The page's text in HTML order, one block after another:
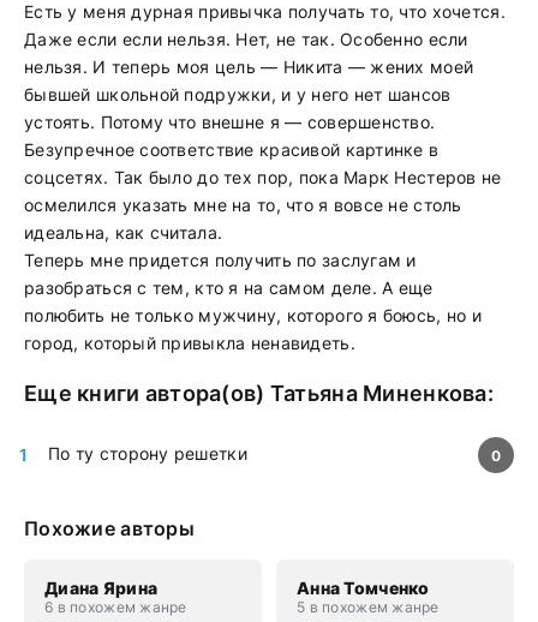
Есть у меня дурная привычка получать то, что хочется.
Даже если если нельзя. Нет, не так. Особенно если
нельзя. И теперь моя цель — Никита — жених моей
бывшей школьной подружки, и у него нет шансов
устоять. Потому что внешне я — совершенство.
Безупречное соответствие красивой картинке в
соцсетях. Так было до тех пор, пока Марк Нестеров не
осмелился указать мне на то, что я вовсе не столь
идеальна, как считала.
Теперь мне придется получить по заслугам и
разобраться с тем, кто я на самом деле. А еще
полюбить не только мужчину, которого я боюсь, но и
город, который привыкла ненавидеть.
Еще книги автора(ов) Татьяна Миненкова:
По ту сторону решетки 0
Похожие авторы
Диана Ярина
6 в похожем жанре
Анна Томченко
5 в похожем жанре